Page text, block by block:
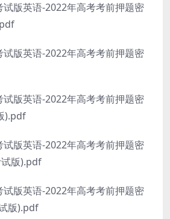
版英语-2022年高考考前押题密
版英语-2022年高考考前押题密
版英语-2022年高考考前押题密
).pdf
版英语-2022年高考考前押题密
版).pdf
版英语-2022年高考考前押题密
版).pdf